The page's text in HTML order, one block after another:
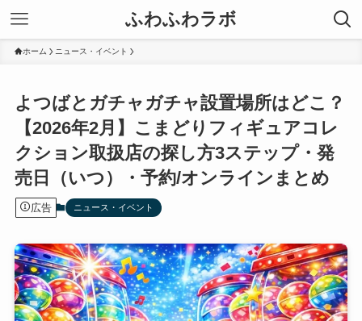
ふわふわラボ
ホーム ニュース・イベント
よつばとガチャガチャ設置場所はどこ？
【2026年2月】こまどりフィギュアコレ
クション取扱店の探し方3ステップ・発
売日（いつ）・予約/オンラインまとめ
広告 ニュース・イベント